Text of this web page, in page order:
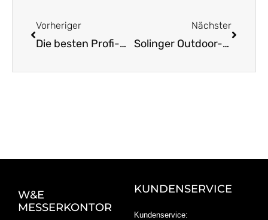
Vorheriger
Die besten Profi-Messer für deine Küche: Darauf achten
Nächster
Solinger Outdoor-Messer: Dein Begleiter für Abenteuer
W&E
MESSERKONTOR
KUNDENSERVICE
Kundenservice: